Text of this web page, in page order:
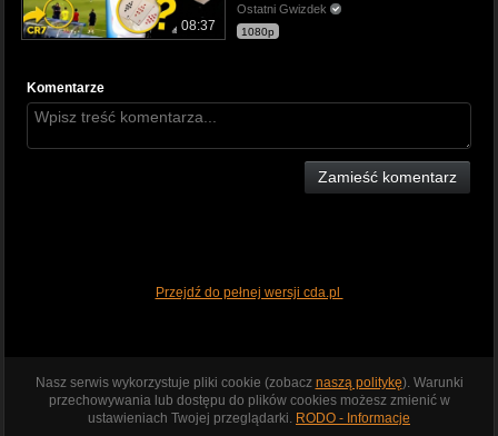
08:37
Ostatni Gwizdek
1080p
Komentarze
Zamieść komentarz
Przejdź do pełnej wersji cda.pl
Nasz serwis wykorzystuje pliki cookie (zobacz naszą politykę). Warunki
przechowywania lub dostępu do plików cookies możesz zmienić w
ustawieniach Twojej przeglądarki. RODO - Informacje